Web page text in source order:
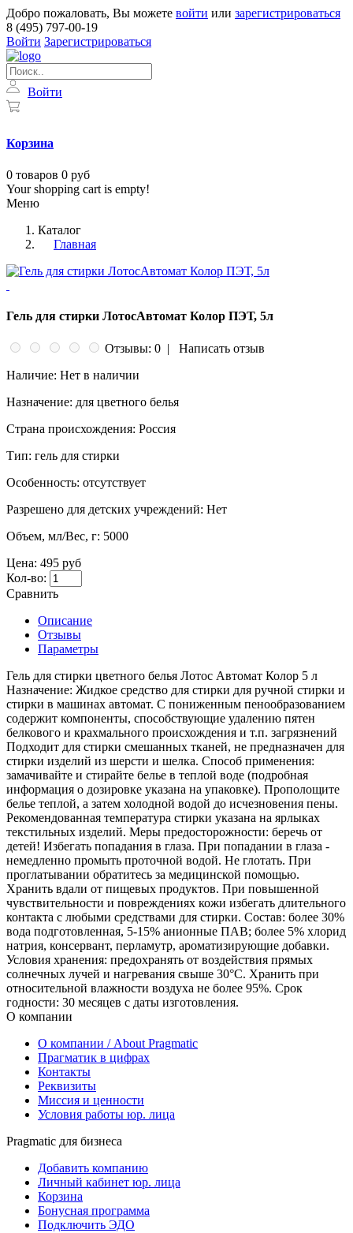
Добро пожаловать, Вы можете войти или зарегистрироваться
8 (495) 797-00-19
Войти Зарегистрироваться
Войти
Корзина
0 товаров 0 руб
Your shopping cart is empty!
Меню
Каталог
Главная
Гель для стирки ЛотосАвтомат Колор ПЭТ, 5л
Отзывы: 0 |
Написать отзыв
Наличие: Нет в наличии
Назначение: для цветного белья
Страна происхождения: Россия
Тип: гель для стирки
Особенность: отсутствует
Разрешено для детских учреждений: Нет
Объем, мл/Вес, г: 5000
Цена: 495 руб
Кол-во:
Сравнить
Описание
Отзывы
Параметры
Гель для стирки цветного белья Лотос Автомат Колор 5 л
Назначение: Жидкое средство для стирки для ручной стирки и
стирки в машинах автомат. С пониженным пенообразованием
содержит компоненты, способствующие удалению пятен
белкового и крахмального происхождения и т.п. загрязнений
Подходит для стирки смешанных тканей, не предназначен для
стирки изделий из шерсти и шелка. Способ применения:
замачивайте и стирайте белье в теплой воде (подробная
информация о дозировке указана на упаковке). Прополощите
белье теплой, а затем холодной водой до исчезновения пены.
Рекомендованная температура стирки указана на ярлыках
текстильных изделий. Меры предосторожности: беречь от
детей! Избегать попадания в глаза. При попадании в глаза -
немедленно промыть проточной водой. Не глотать. При
проглатывании обратитесь за медицинской помощью.
Хранить вдали от пищевых продуктов. При повышенной
чувствительности и повреждениях кожи избегать длительного
контакта с любыми средствами для стирки. Состав: более 30%
вода подготовленная, 5-15% анионные ПАВ; более 5% хлорид
натрия, консервант, перламутр, ароматизирующие добавки.
Условия хранения: предохранять от воздействия прямых
солнечных лучей и нагревания свыше 30°С. Хранить при
относительной влажности воздуха не более 95%. Срок
годности: 30 месяцев с даты изготовления.
О компании
О компании / About Pragmatic
Прагматик в цифрах
Контакты
Реквизиты
Миссия и ценности
Условия работы юр. лица
Pragmatic для бизнеса
Добавить компанию
Личный кабинет юр. лица
Корзина
Бонусная программа
Подключить ЭДО